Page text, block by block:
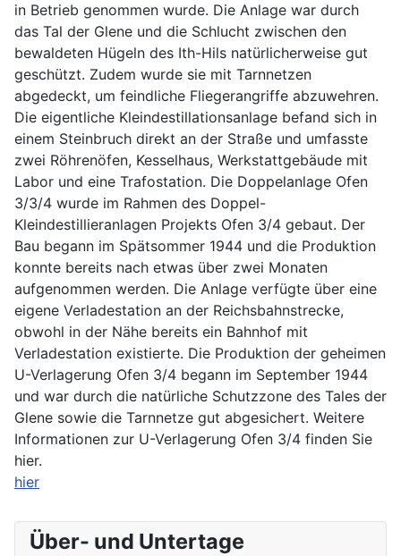
in Betrieb genommen wurde. Die Anlage war durch
das Tal der Glene und die Schlucht zwischen den
bewaldeten Hügeln des Ith-Hils natürlicherweise gut
geschützt. Zudem wurde sie mit Tarnnetzen
abgedeckt, um feindliche Fliegerangriffe abzuwehren.
Die eigentliche Kleindestillationsanlage befand sich in
einem Steinbruch direkt an der Straße und umfasste
zwei Röhrenöfen, Kesselhaus, Werkstattgebäude mit
Labor und eine Trafostation. Die Doppelanlage Ofen
3/3/4 wurde im Rahmen des Doppel-
Kleindestillieranlagen Projekts Ofen 3/4 gebaut. Der
Bau begann im Spätsommer 1944 und die Produktion
konnte bereits nach etwas über zwei Monaten
aufgenommen werden. Die Anlage verfügte über eine
eigene Verladestation an der Reichsbahnstrecke,
obwohl in der Nähe bereits ein Bahnhof mit
Verladestation existierte. Die Produktion der geheimen
U-Verlagerung Ofen 3/4 begann im September 1944
und war durch die natürliche Schutzzone des Tales der
Glene sowie die Tarnnetze gut abgesichert. Weitere
Informationen zur U-Verlagerung Ofen 3/4 finden Sie
hier.
hier
Über- und Untertage